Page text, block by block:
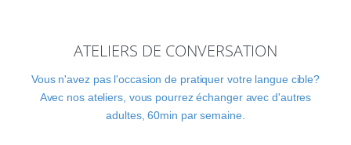
ATELIERS DE CONVERSATION
Vous n'avez pas l'occasion de pratiquer votre langue cible?
Avec nos ateliers, vous pourrez échanger avec d'autres
adultes, 60min par semaine.